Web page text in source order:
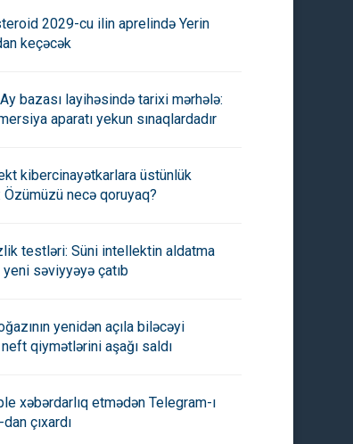
2029-cu ilin aprelində Yerin
keçəcək
bazası layihəsində tarixi mərhələ:
aparatı yekun sınaqlardadır
kibercinayətkarlara üstünlük
Özümüzü necə qoruyaq?
testləri: Süni intellektin aldatma
səviyyəyə çatıb
yenidən açıla biləcəyi
qiymətlərini aşağı saldı
xəbərdarlıq etmədən Telegram-ı
çıxardı